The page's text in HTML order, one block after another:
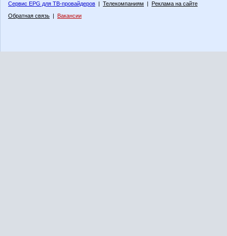
Сервис EPG для ТВ-провайдеров | Телекомпаниям | Реклама на сайте
Обратная связь | Вакансии